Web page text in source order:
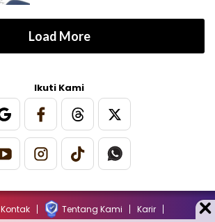
Load More
Ikuti Kami
Kontak Tentang Kami Karir